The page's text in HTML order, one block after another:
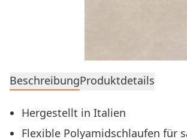
BeschreibungProduktdetails
Hergestellt in Italien
Flexible Polyamidschlaufen für